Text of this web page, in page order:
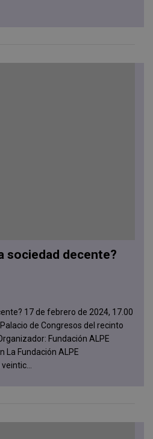
sociedad decente?
17 de febrero de 2024, 17.00
de Congresos del recinto
Fundación ALPE
La Fundación ALPE